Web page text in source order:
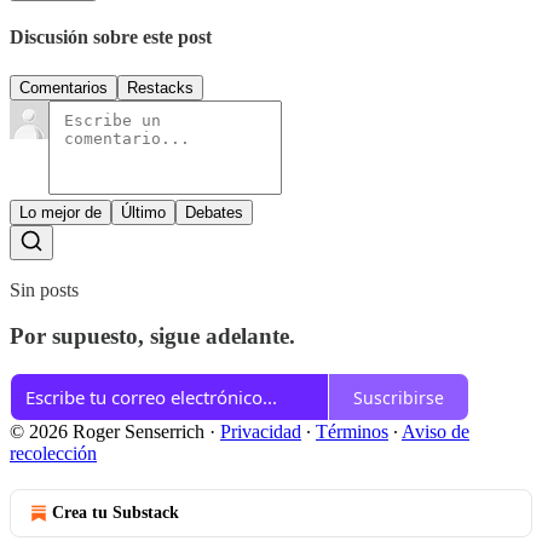
Discusión sobre este post
Comentarios Restacks
Lo mejor de Último Debates
Sin posts
Por supuesto, sigue adelante.
Suscribirse
© 2026 Roger Senserrich · Privacidad ∙ Términos ∙ Aviso de
recolección
Crea tu Substack